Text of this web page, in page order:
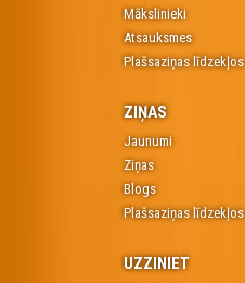
Mākslinieki
Atsauksmes
Plašsaziņas līdzekļos
ZIŅAS
Jaunumi
Ziņas
Blogs
Plašsaziņas līdzekļos
UZZINIET